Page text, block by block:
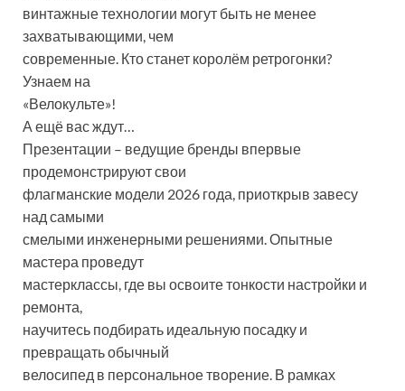
винтажные технологии могут быть не менее
захватывающими, чем
современные. Кто станет королём ретрогонки?
Узнаем на
«Велокульте»!
А ещё вас ждут…
Презентации – ведущие бренды впервые
продемонстрируют свои
флагманские модели 2026 года, приоткрыв завесу
над самыми
смелыми инженерными решениями. Опытные
мастера проведут
мастерклассы, где вы освоите тонкости настройки и
ремонта,
научитесь подбирать идеальную посадку и
превращать обычный
велосипед в персональное творение. В рамках